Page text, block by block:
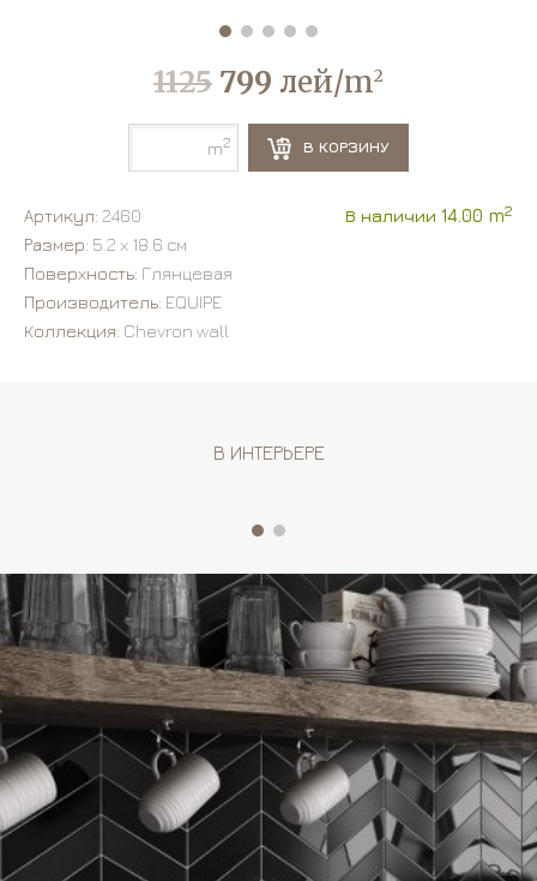
1125 799 лей/m2
m2 В КОРЗИНУ
Артикул: 2460 В наличии 14.00 m2
Размер: 5.2 х 18.6 см
Поверхность: Глянцевая
Производитель: EQUIPE
Коллекция: Chevron wall
В ИНТЕРЬЕРЕ